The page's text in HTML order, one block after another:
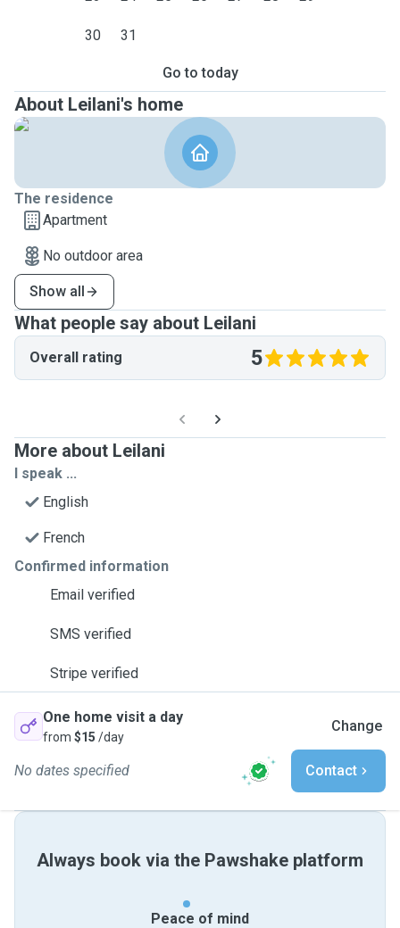
30 31
Go to today
About Leilani's home
The residence
Apartment
No outdoor area
Show all
What people say about Leilani
Overall rating 5
More about Leilani
I speak ...
English
French
Confirmed information
Email verified
SMS verified
Stripe verified
One home visit a day
from $15 /day
Change
No dates specified Contact
Always book via the Pawshake platform
Peace of mind